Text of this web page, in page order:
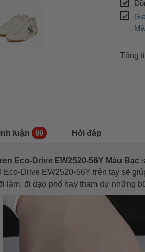
Tổng
luận 99 Hỏi đáp
Eco-Drive EW2520-56Y Màu Bạc
Eco-Drive EW2520-56Y trên tay sẽ
làm, đi dạo phố hay tham dự những